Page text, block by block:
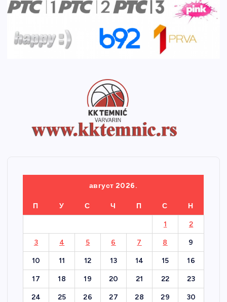
август 2026.
П У С Ч П С Н
1 2
3 4 5 6 7 8 9
10 11 12 13 14 15 16
17 18 19 20 21 22 23
24 25 26 27 28 29 30